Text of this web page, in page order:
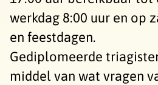
werkdag 8:00 uur en op
en feestdagen.
Gediplomeerde
middel van wat vragen